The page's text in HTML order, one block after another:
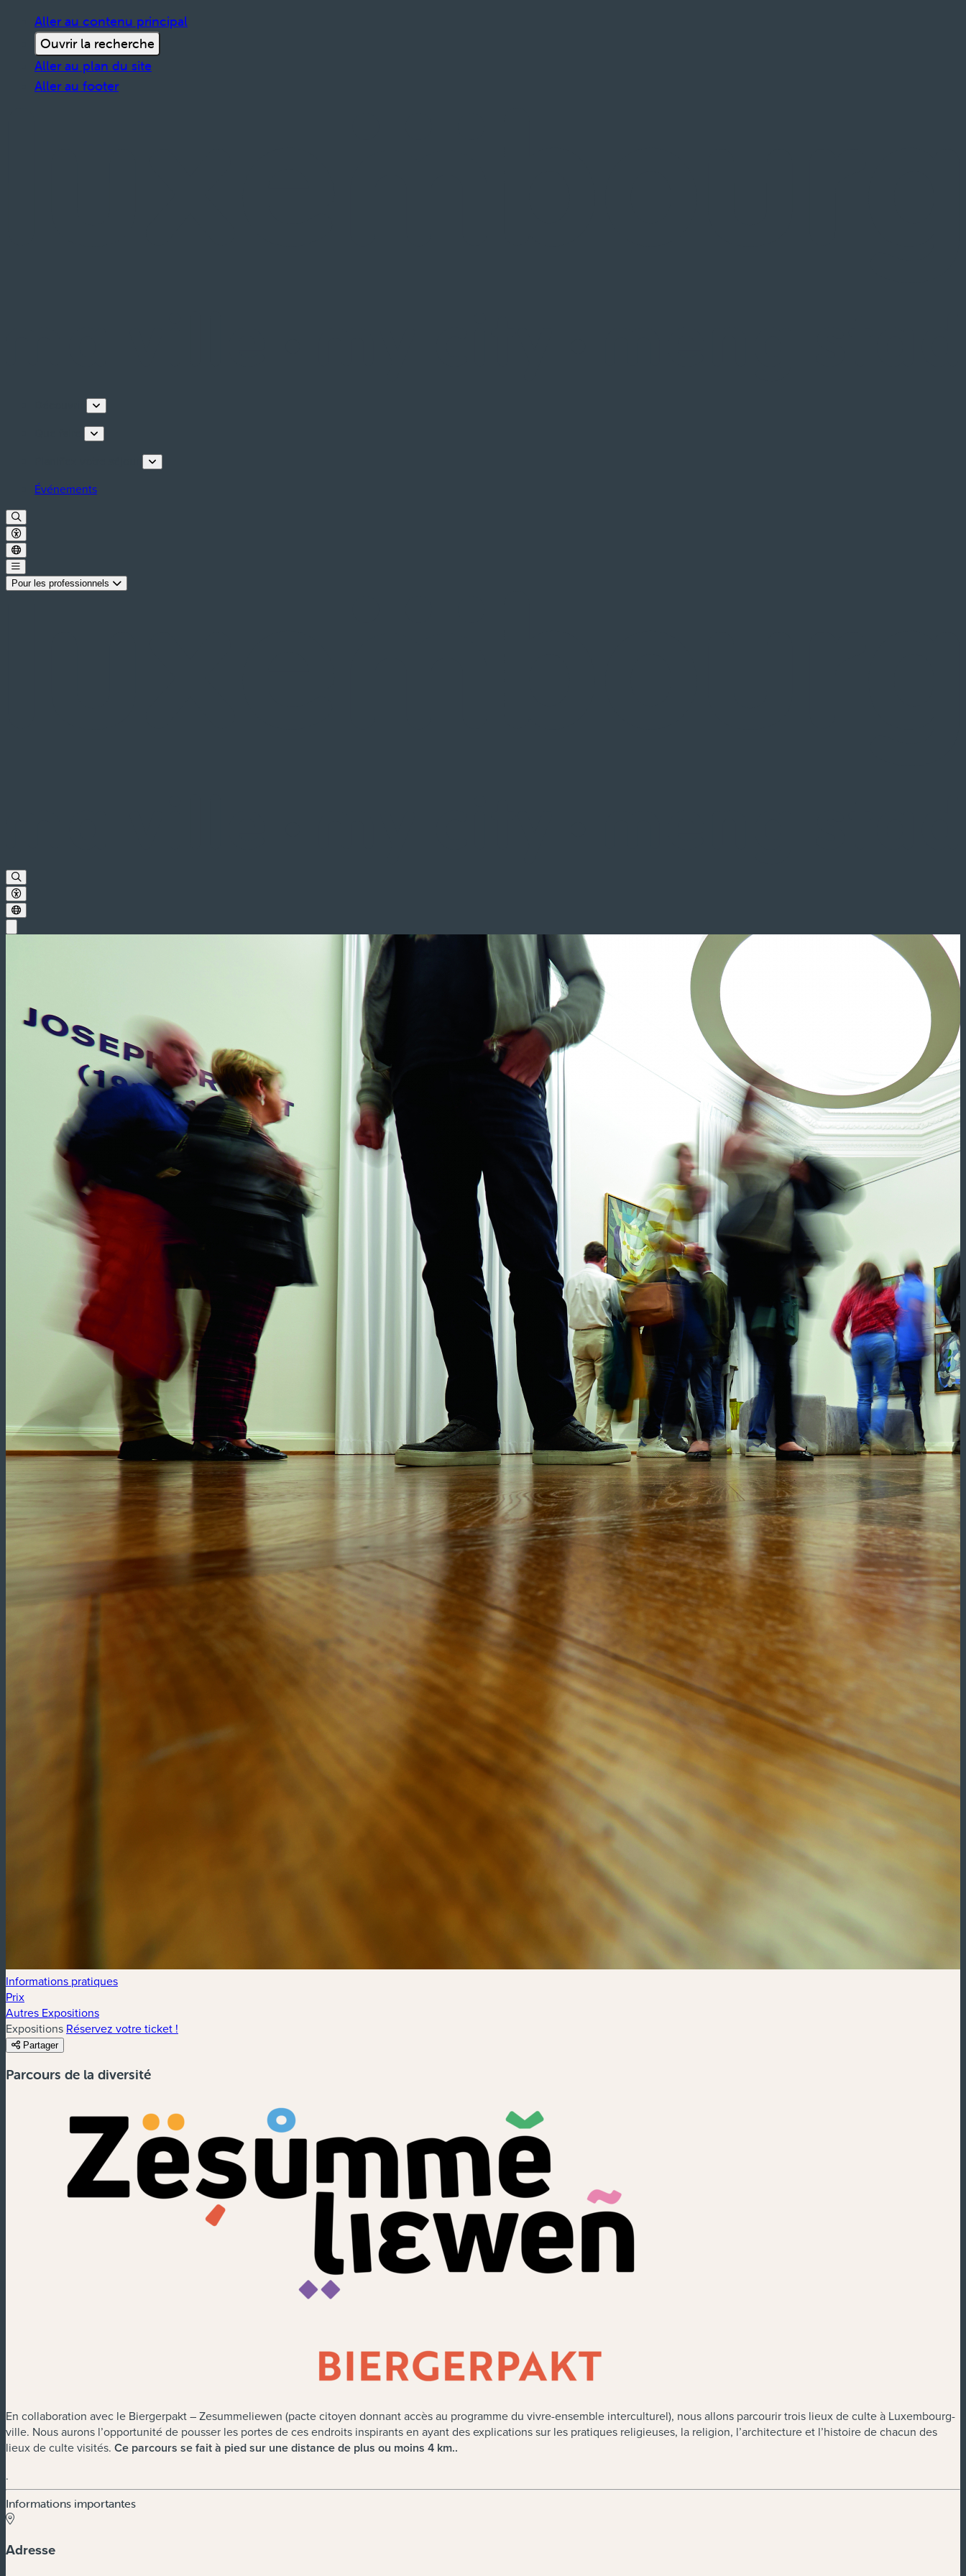
Aller au contenu principal
Ouvrir la recherche
Aller au plan du site
Aller au footer
Événements
Pour les professionnels
Informations pratiques
Prix
Autres Expositions
Expositions Réservez votre ticket !
Partager
Parcours de la diversité
En collaboration avec le Biergerpakt – Zesummeliewen (pacte citoyen donnant accès au programme du vivre-ensemble interculturel), nous allons parcourir trois lieux de culte à Luxembourg-
ville. Nous aurons l’opportunité de pousser les portes de ces endroits inspirants en ayant des explications sur les pratiques religieuses, la religion, l’architecture et l’histoire de chacun des
lieux de culte visités. Ce parcours se fait à pied sur une distance de plus ou moins 4 km..
.
Informations importantes
Adresse